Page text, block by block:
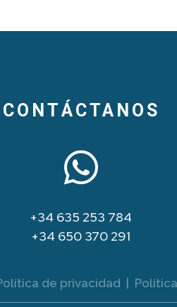
CONTÁCTANOS

+34 635 253 784
+34 650 370 291
de privacidad